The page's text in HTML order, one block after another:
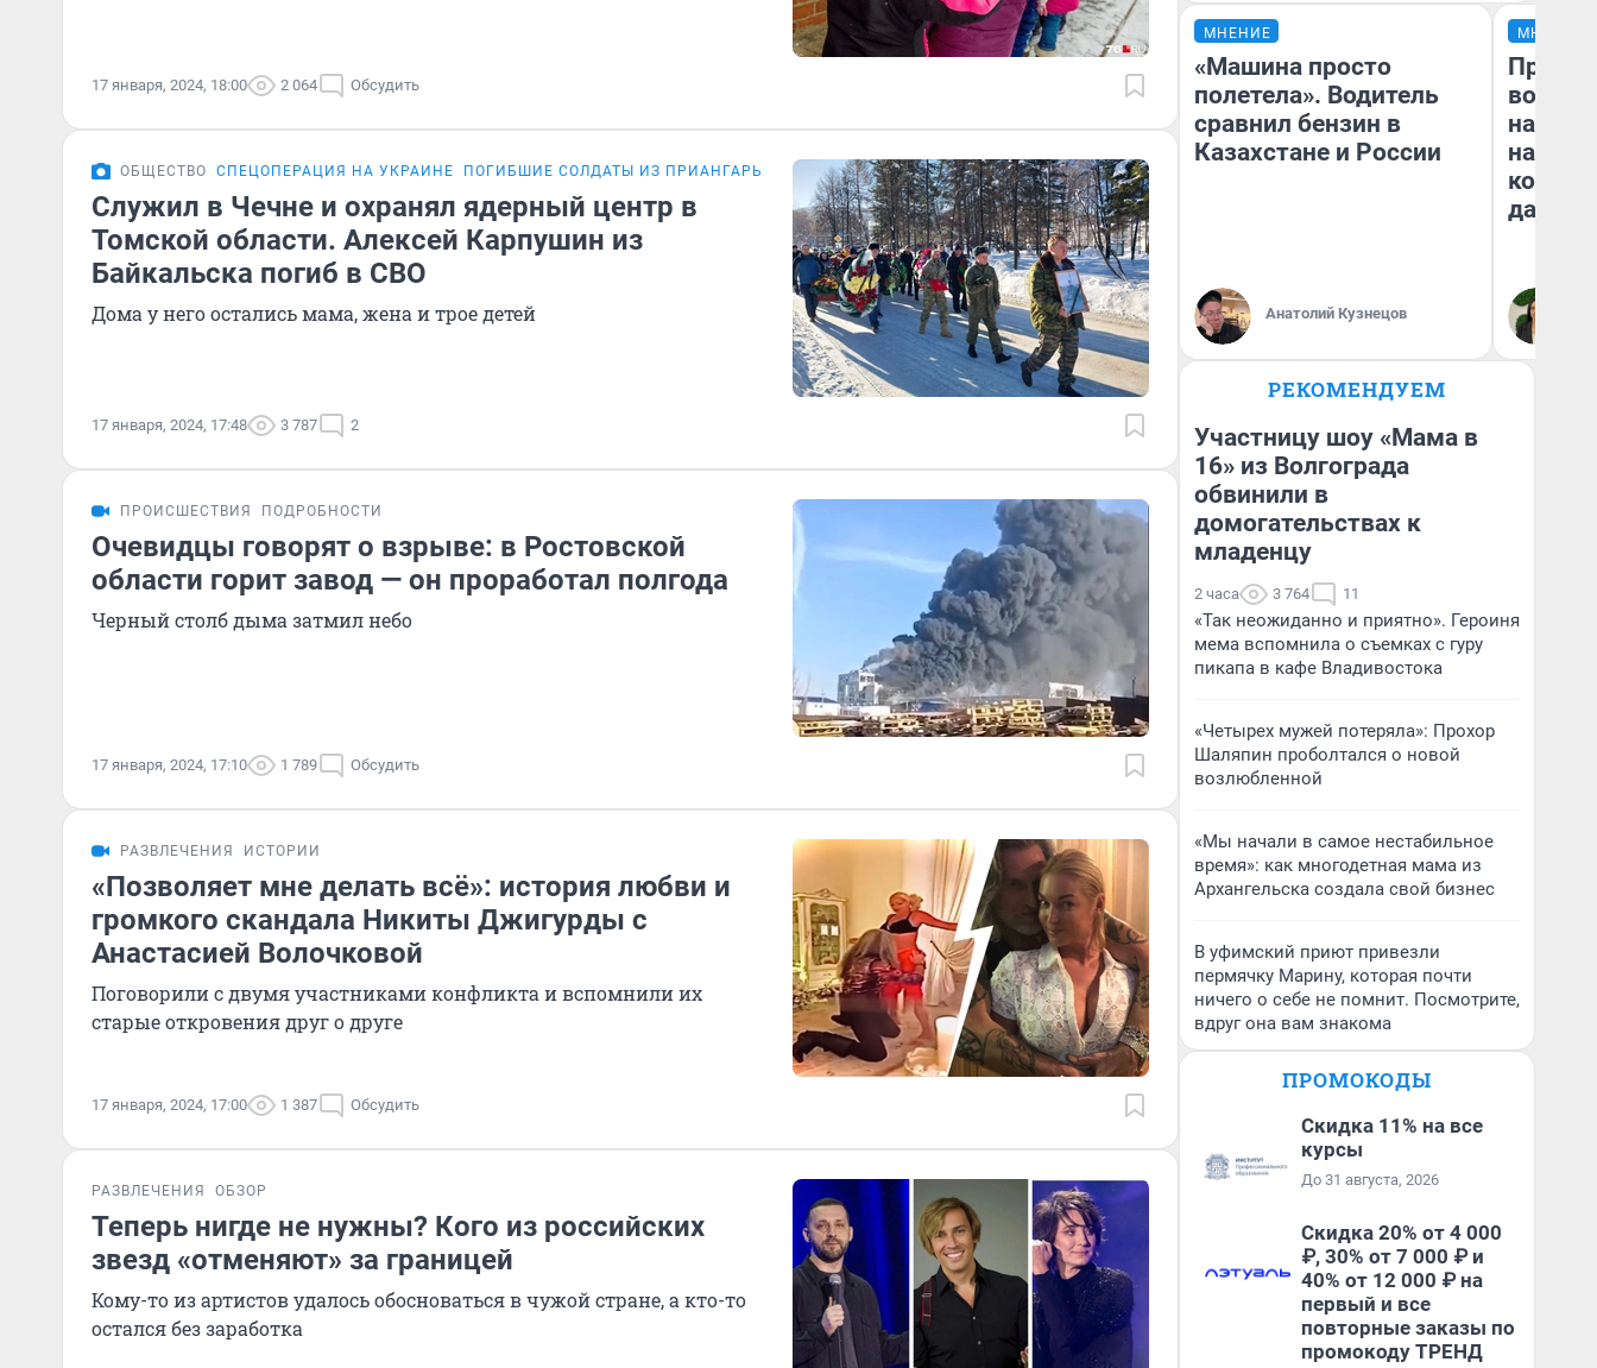
17 января, 2024, 18:00 2 064 Обсудить
ОБЩЕСТВО СПЕЦОПЕРАЦИЯ НА УКРАИНЕ ПОГИБШИЕ СОЛДАТЫ ИЗ ПРИАНГАРЬЯ
Служил в Чечне и охранял ядерный центр в
Томской области. Алексей Карпушин из
Байкальска погиб в СВО
Дома у него остались мама, жена и трое детей
17 января, 2024, 17:48 3 787 2
ПРОИСШЕСТВИЯ ПОДРОБНОСТИ
Очевидцы говорят о взрыве: в Ростовской
области горит завод — он проработал полгода
Черный столб дыма затмил небо
17 января, 2024, 17:10 1 789 Обсудить
РАЗВЛЕЧЕНИЯ ИСТОРИИ
«Позволяет мне делать всё»: история любви и
громкого скандала Никиты Джигурды с
Анастасией Волочковой
Поговорили с двумя участниками конфликта и вспомнили их
старые откровения друг о друге
17 января, 2024, 17:00 1 387 Обсудить
РАЗВЛЕЧЕНИЯ ОБЗОР
Теперь нигде не нужны? Кого из российских
звезд «отменяют» за границей
Кому-то из артистов удалось обосноваться в чужой стране, а кто-то
остался без заработка
МНЕНИЕ
«Машина просто
полетела». Водитель
сравнил бензин в
Казахстане и России
Анатолий Кузнецов
МНЕНИЕ
нам
даже
РЕКОМЕНДУЕМ
Участницу шоу «Мама в
16» из Волгограда
обвинили в
домогательствах к
младенцу
2 часа 3 764 11
«Так неожиданно и приятно». Героиня
мема вспомнила о съемках с гуру
пикапа в кафе Владивостока
«Четырех мужей потеряла»: Прохор
Шаляпин проболтался о новой
возлюбленной
«Мы начали в самое нестабильное
время»: как многодетная мама из
Архангельска создала свой бизнес
В уфимский приют привезли
пермячку Марину, которая почти
ничего о себе не помнит. Посмотрите,
вдруг она вам знакома
ПРОМОКОДЫ
Скидка 11% на все
курсы
До 31 августа, 2026
Скидка 20% от 4 000
₽, 30% от 7 000 ₽ и
40% от 12 000 ₽ на
первый и все
повторные заказы по
промокоду ТРЕНД